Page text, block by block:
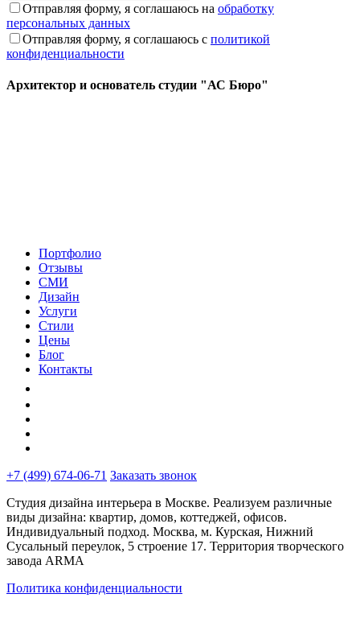
Отправляя форму, я соглашаюсь на обработку
персональных данных
Отправляя форму, я соглашаюсь с политикой
конфиденциальности
Архитектор и основатель студии "АС Бюро"
Портфолио
Отзывы
СМИ
Дизайн
Услуги
Стили
Цены
Блог
Контакты
+7 (499) 674-06-71 Заказать звонок
Студия дизайна интерьера в Москве. Реализуем различные
виды дизайна: квартир, домов, коттеджей, офисов.
Индивидуальный подход. Москва, м. Курская, Нижний
Сусальный переулок, 5 строение 17. Территория творческого
завода ARMA
Политика конфиденциальности